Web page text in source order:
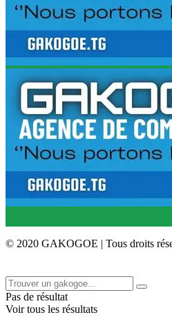
© 2020 GAKOGOE | Tous droits
Pas de résultat
Voir tous les résultats